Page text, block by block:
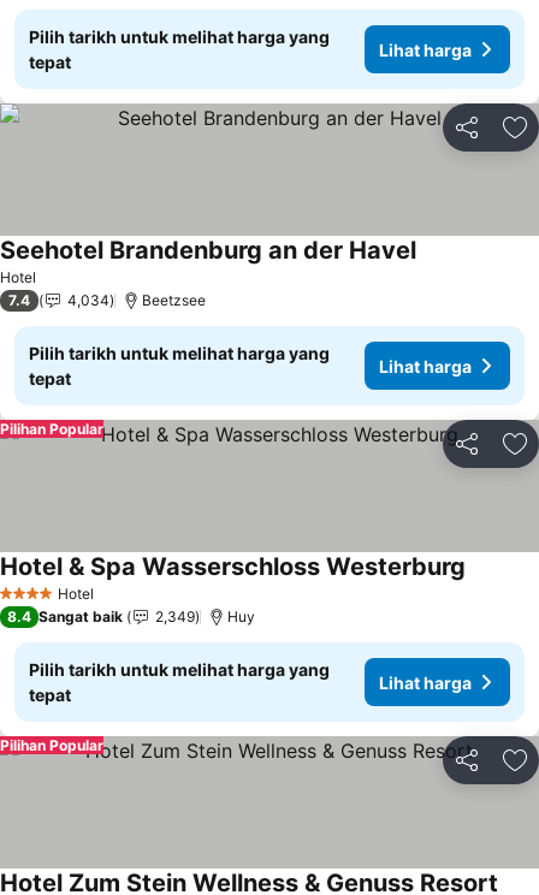
Pilih tarikh untuk melihat harga yang
tepat
Lihat harga
Kongsi
Hotel
Seehotel Brandenburg an der Havel
7.4 4,034 Beetzsee
Pilih tarikh untuk melihat harga yang
tepat
Lihat harga
Kongsi
Pilihan Popular
4 BintangHotel
Hotel & Spa Wasserschloss Westerburg
8.4 Sangat baik 2,349 Huy
Pilih tarikh untuk melihat harga yang
tepat
Lihat harga
Kongsi
Pilihan Popular
Hotel Zum Stein Wellness & Genuss Resort